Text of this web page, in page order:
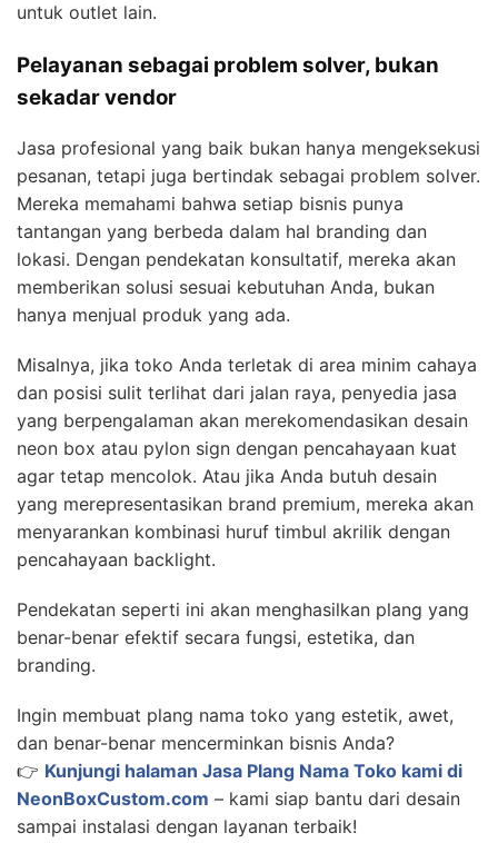
untuk outlet lain.
Pelayanan sebagai problem solver, bukan
sekadar vendor
Jasa profesional yang baik bukan hanya mengeksekusi
pesanan, tetapi juga bertindak sebagai problem solver.
Mereka memahami bahwa setiap bisnis punya
tantangan yang berbeda dalam hal branding dan
lokasi. Dengan pendekatan konsultatif, mereka akan
memberikan solusi sesuai kebutuhan Anda, bukan
hanya menjual produk yang ada.
Misalnya, jika toko Anda terletak di area minim cahaya
dan posisi sulit terlihat dari jalan raya, penyedia jasa
yang berpengalaman akan merekomendasikan desain
neon box atau pylon sign dengan pencahayaan kuat
agar tetap mencolok. Atau jika Anda butuh desain
yang merepresentasikan brand premium, mereka akan
menyarankan kombinasi huruf timbul akrilik dengan
pencahayaan backlight.
Pendekatan seperti ini akan menghasilkan plang yang
benar-benar efektif secara fungsi, estetika, dan
branding.
Ingin membuat plang nama toko yang estetik, awet,
dan benar-benar mencerminkan bisnis Anda?
👉 Kunjungi halaman Jasa Plang Nama Toko kami di
NeonBoxCustom.com – kami siap bantu dari desain
sampai instalasi dengan layanan terbaik!